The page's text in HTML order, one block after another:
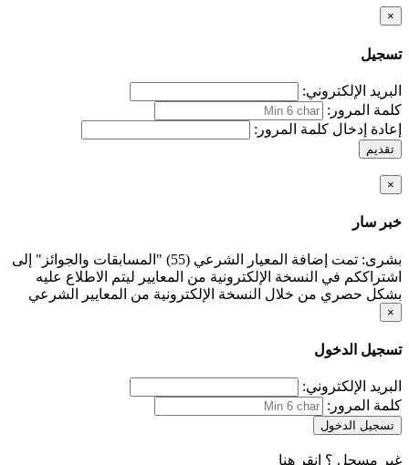
×
تسجيل
البريد الإلكتروني:
كلمة المرور:
إعادة إدخال كلمة المرور:
تقديم
×
خبر سار
بشرى: تمت إضافة المعيار الشرعي (55) "المسابقات والجوائز" إلى
اشتراككم في النسخة الإلكترونية من المعايير ليتم الاطلاع عليه
بشكل حصري من خلال النسخة الإلكترونية من المعايير الشرعي
×
تسجيل الدخول
البريد الإلكتروني:
كلمة المرور:
تسجيل الدخول
غير مسجل ؟ انقر هنا